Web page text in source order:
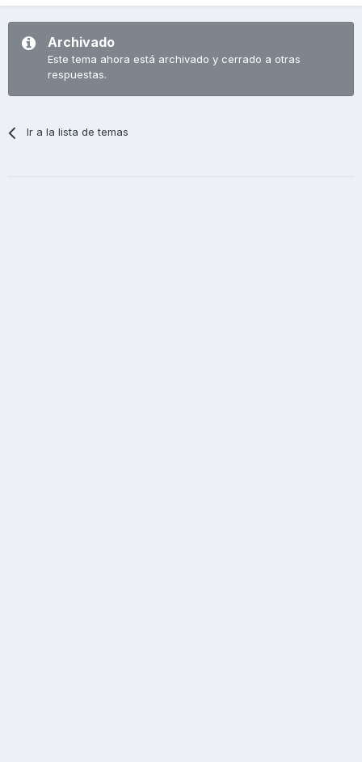
Archivado
Este tema ahora está archivado y cerrado a otras
respuestas.
Ir a la lista de temas